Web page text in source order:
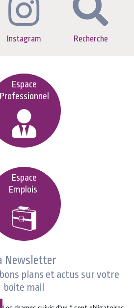
Instagram Recherche
Espace
Professionnel
Espace
Emplois
Newsletter
plans et actus sur votre
boite mail